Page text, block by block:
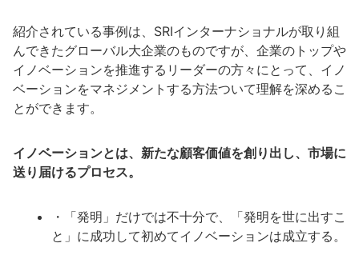
紹介されている事例は、SRIインターナショナルが取り組
んできたグローバル大企業のものですが、企業のトップや
イノベーションを推進するリーダーの方々にとって、イノ
ベーションをマネジメントする方法ついて理解を深めるこ
とができます。
イノベーションとは、新たな顧客価値を創り出し、市場に
送り届けるプロセス。
・「発明」だけでは不十分で、「発明を世に出すこ
と」に成功して初めてイノベーションは成立する。